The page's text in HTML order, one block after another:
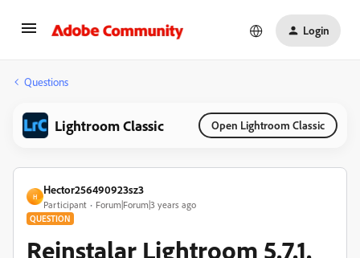
Login
Questions
Lightroom Classic Open Lightroom Classic
H
Hector256490923sz3
Participant Forum|Forum|3 years ago
QUESTION
Reinstalar Lightroom 5.7.1.